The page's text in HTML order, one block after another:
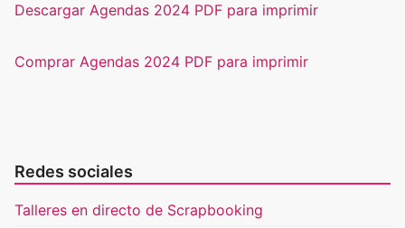
Descargar Agendas 2024 PDF para imprimir
Comprar Agendas 2024 PDF para imprimir
Redes sociales
Talleres en directo de Scrapbooking